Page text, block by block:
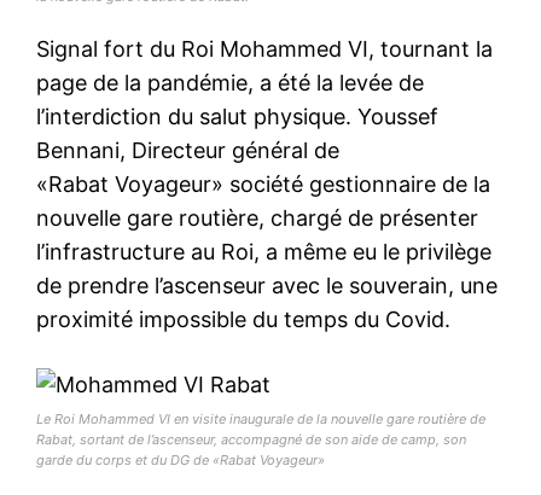
Signal fort du Roi Mohammed VI, tournant la
page de la pandémie, a été la levée de
l’interdiction du salut physique. Youssef
Bennani, Directeur général de
«Rabat Voyageur» société gestionnaire de la
nouvelle gare routière, chargé de présenter
l’infrastructure au Roi, a même eu le privilège
de prendre l’ascenseur avec le souverain, une
proximité impossible du temps du Covid.
Le Roi Mohammed VI en visite inaugurale de la nouvelle gare routière de
Rabat, sortant de l’ascenseur, accompagné de son aide de camp, son
garde du corps et du DG de «Rabat Voyageur»